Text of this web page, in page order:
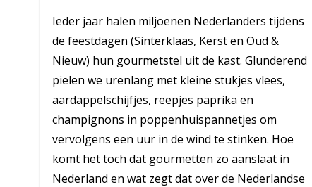
Ieder jaar halen miljoenen Nederlanders tijdens
de feestdagen (Sinterklaas, Kerst en Oud &
Nieuw) hun gourmetstel uit de kast. Glunderend
pielen we urenlang met kleine stukjes vlees,
aardappelschijfjes, reepjes paprika en
champignons in poppenhuispannetjes om
vervolgens een uur in de wind te stinken. Hoe
komt het toch dat gourmetten zo aanslaat in
Nederland en wat zegt dat over de Nederlandse